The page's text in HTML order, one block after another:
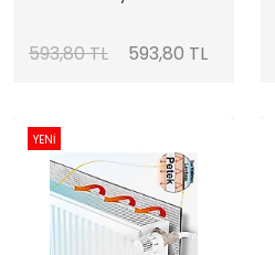
593,80 TL 593,80 TL
YENİ